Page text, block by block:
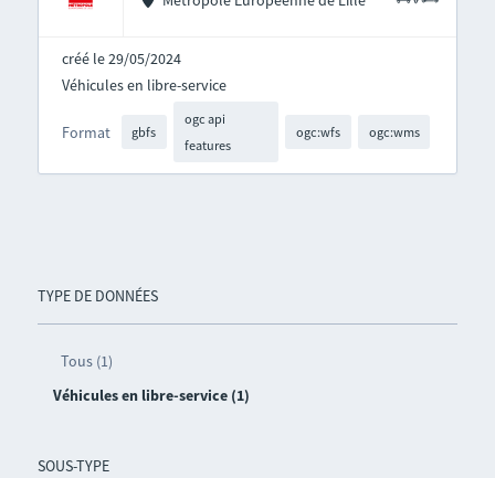
TYPE DE DONNÉES
Tous (1)
Véhicules en libre-service (1)
SOUS-TYPE
créé le 29/05/2024
Format gbfs
ogc api
features
ogc:wfs ogc:wms
Véhicules en libre-service